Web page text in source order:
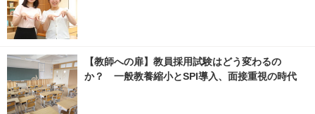
【教師への扉】教員採用試験はどう変わるの
か？ 一般教養縮小とSPI導入、面接重視の時代